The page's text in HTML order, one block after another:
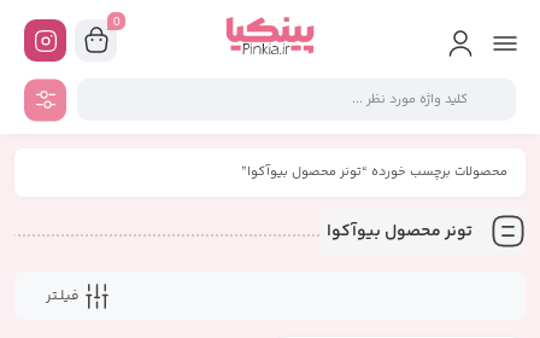
0
محصولات برچسب خورده “تونر محصول بیوآکوا”
تونر محصول بیوآکوا
فیلـتر